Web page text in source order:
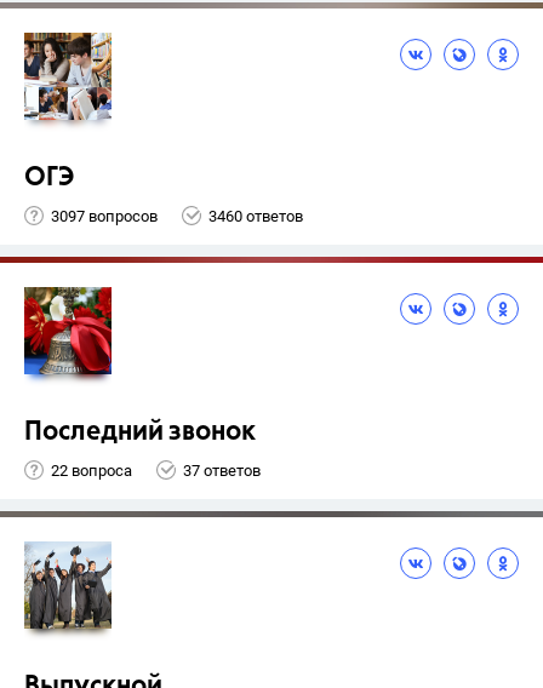
ОГЭ
3097 вопросов 3460 ответов
Последний звонок
22 вопроса 37 ответов